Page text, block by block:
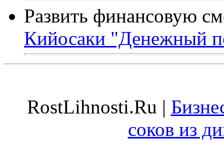
Развить финансовую
Кийосаки "Денежный
RostLihnosti.Ru |
соков из